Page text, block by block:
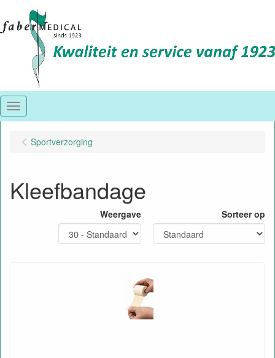
Menu
Sportverzorging
Kleefbandage
Weergave Sorteer op